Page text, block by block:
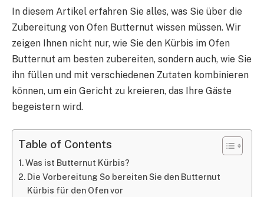
In diesem Artikel erfahren Sie alles, was Sie über die
Zubereitung von Ofen Butternut wissen müssen. Wir
zeigen Ihnen nicht nur, wie Sie den Kürbis im Ofen
Butternut am besten zubereiten, sondern auch, wie Sie
ihn füllen und mit verschiedenen Zutaten kombinieren
können, um ein Gericht zu kreieren, das Ihre Gäste
begeistern wird.
Table of Contents
Was ist Butternut Kürbis?
Die Vorbereitung So bereiten Sie den Butternut
Kürbis für den Ofen vor